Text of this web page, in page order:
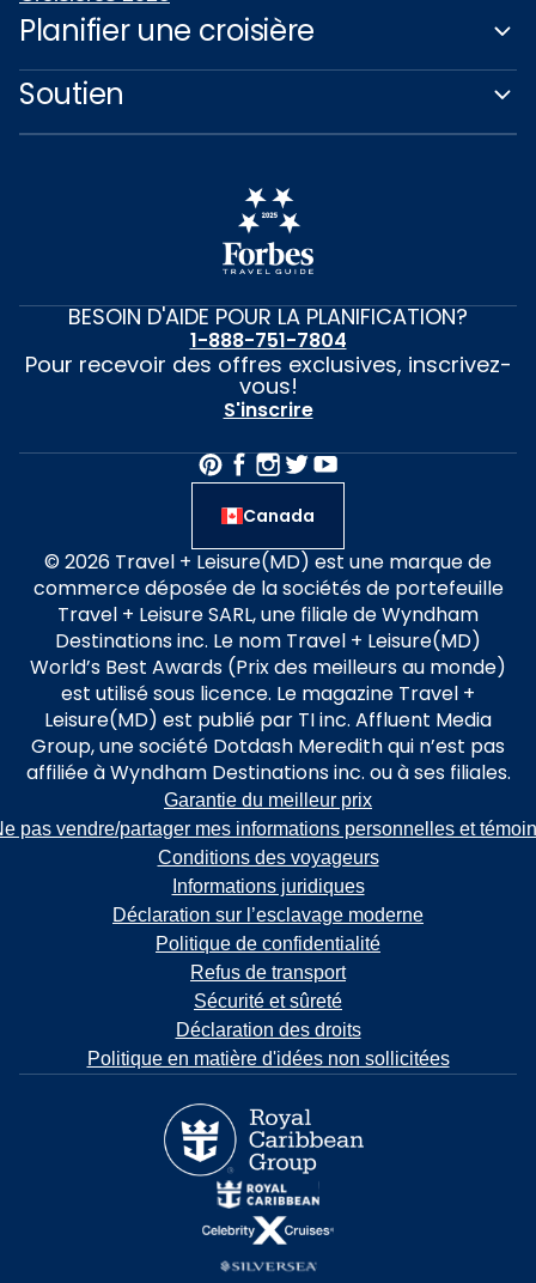
Planifier une croisière
Soutien
BESOIN D'AIDE POUR LA PLANIFICATION?
1-888-751-7804
Pour recevoir des offres exclusives, inscrivez-
vous!
S'inscrire
Canada
© 2026 Travel + Leisure(MD) est une marque de
commerce déposée de la sociétés de portefeuille
Travel + Leisure SARL, une filiale de Wyndham
Destinations inc. Le nom Travel + Leisure(MD)
World’s Best Awards (Prix des meilleurs au monde)
est utilisé sous licence. Le magazine Travel +
Leisure(MD) est publié par TI inc. Affluent Media
Group, une société Dotdash Meredith qui n’est pas
affiliée à Wyndham Destinations inc. ou à ses filiales.
Garantie du meilleur prix
pas vendre/partager mes informations personnelles et
Conditions des voyageurs
Informations juridiques
Déclaration sur l’esclavage moderne
Politique de confidentialité
Refus de transport
Sécurité et sûreté
Déclaration des droits
Politique en matière d'idées non sollicitées